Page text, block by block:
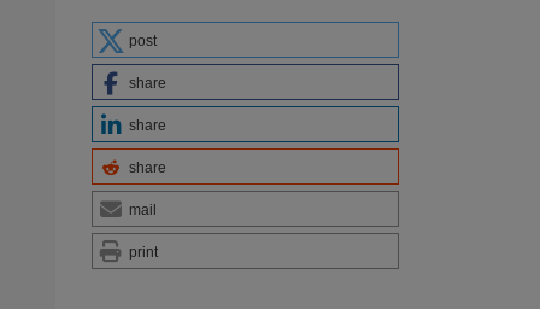
post
share
share
share
mail
print